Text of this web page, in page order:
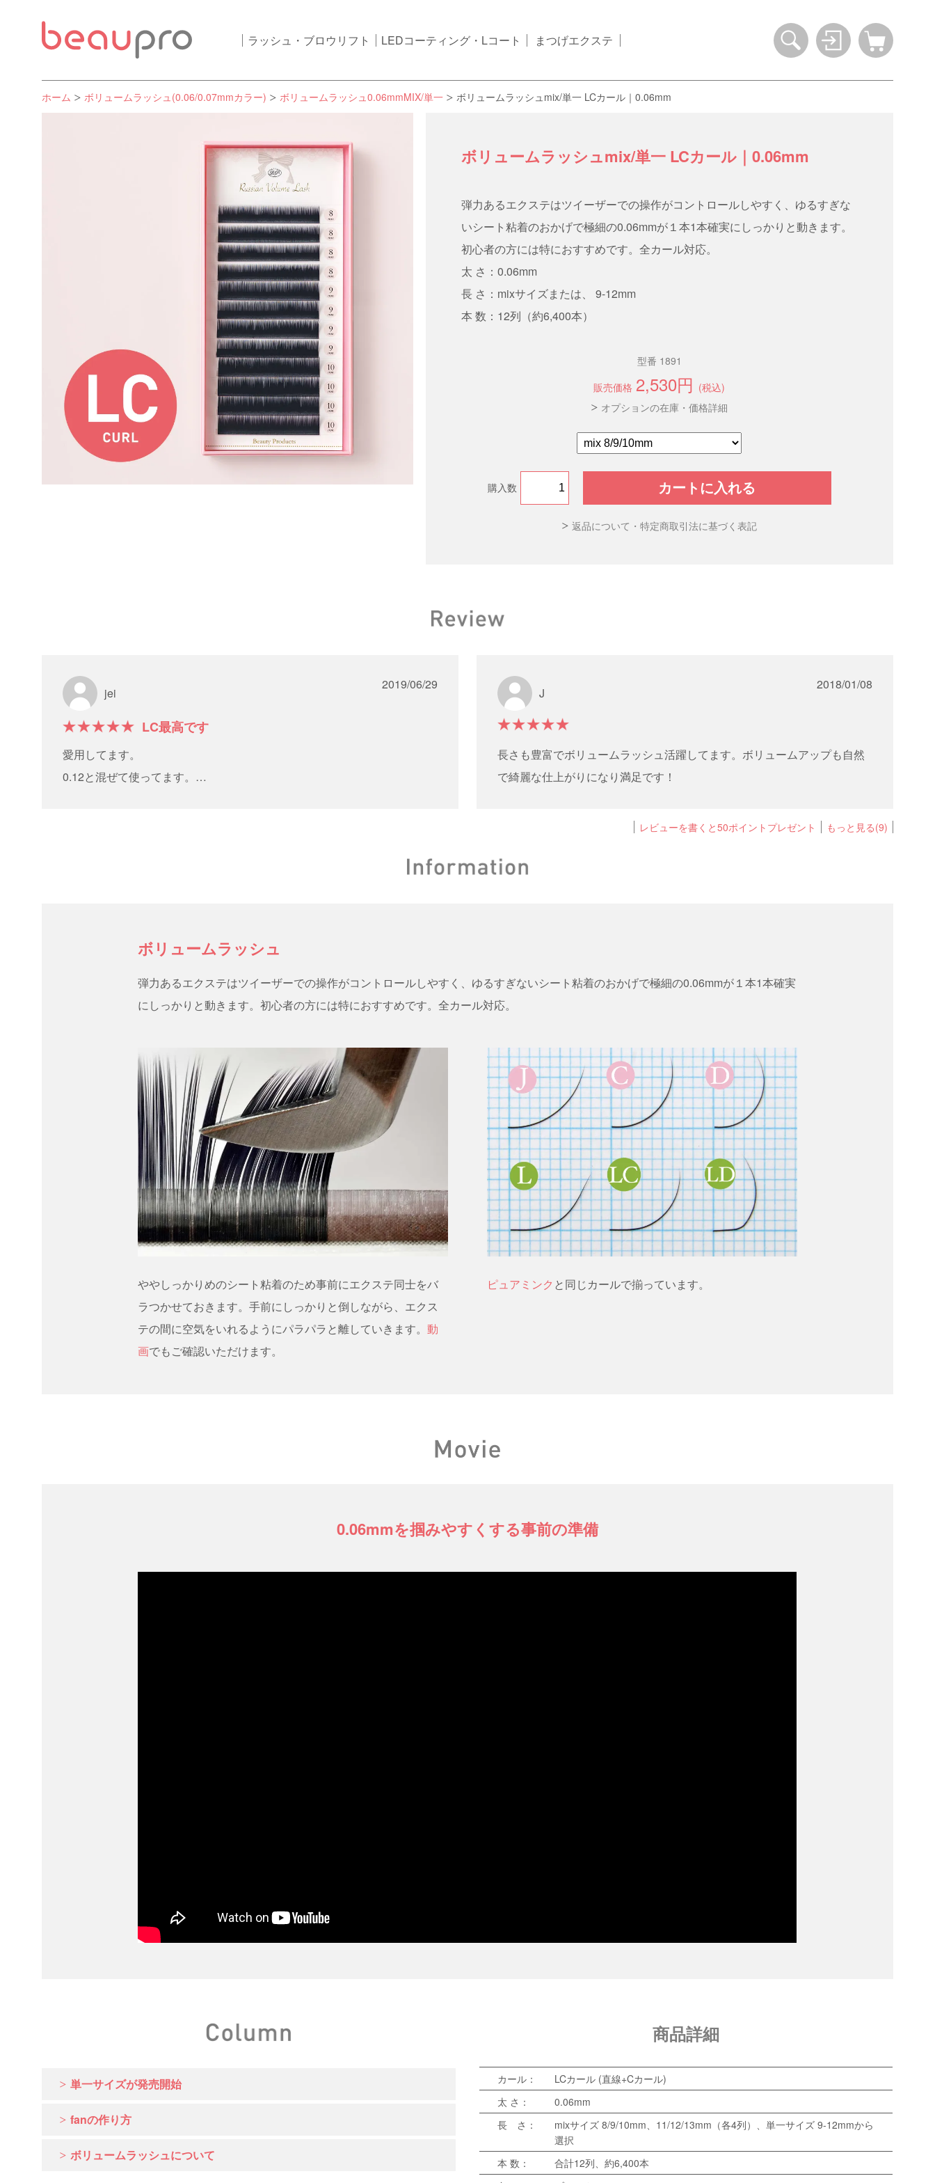
ラッシュ・ブロウリフト LEDコーティング・Lコート まつげエクステ
ホーム ボリュームラッシュ(0.06/0.07mmカラー) ボリュームラッシュ0.06mmMIX/単一 ボリュームラッシュmix/単一 LCカール｜0.06mm
ボリュームラッシュmix/単一 LCカール｜0.06mm
弾力あるエクステはツイーザーでの操作がコントロールしやすく、ゆるすぎな
いシート粘着のおかげで極細の0.06mmが１本1本確実にしっかりと動きます。
初心者の方には特におすすめです。全カール対応。
太 さ：0.06mm
長 さ：mixサイズまたは、 9-12mm
本 数：12列（約6,400本）
型番 1891
販売価格 2,530円 (税込)
オプションの在庫・価格詳細
購入数 カートに入れる
返品について・特定商取引法に基づく表記
jei
LC最高です
2019/06/29
愛用してます。
0.12と混ぜて使ってます。
J
2018/01/08
長さも豊富でボリュームラッシュ活躍してます。ボリュームアップも自然
で綺麗な仕上がりになり満足です！
レビューを書くと50ポイントプレゼント もっと見る(9)
ボリュームラッシュ
弾力あるエクステはツイーザーでの操作がコントロールしやすく、ゆるすぎないシート粘着のおかげで極細の0.06mmが１本1本確実
にしっかりと動きます。初心者の方には特におすすめです。全カール対応。
ややしっかりめのシート粘着のため事前にエクステ同士をバ
ラつかせておきます。手前にしっかりと倒しながら、エクス
テの間に空気をいれるようにパラパラと離していきます。動
画でもご確認いただけます。
ピュアミンク と同じカールで揃っています。
0.06mmを掴みやすくする事前の準備
単一サイズが発売開始
fanの作り方
ボリュームラッシュについて
商品詳細
カール：
LCカール (直線+Cカール)
太 さ：
0.06mm
長 さ：
mixサイズ 8/9/10mm、11/12/13mm（各4列）、単一サイズ 9-12mmから
選択
本 数：
合計12列、約6,400本